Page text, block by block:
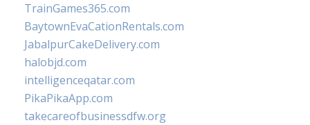
TrainGames365.com
BaytownEvaCationRentals.com
JabalpurCakeDelivery.com
halobjd.com
intelligenceqatar.com
PikaPikaApp.com
takecareofbusinessdfw.org